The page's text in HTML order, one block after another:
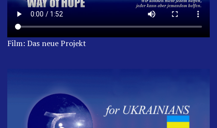
Film: Das neue Projekt